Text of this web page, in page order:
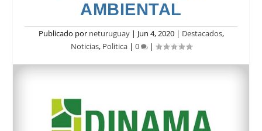
AMBIENTAL
Publicado por neturuguay| Jun 4, 2020| Destacados,
Noticias, Politica| 0 |